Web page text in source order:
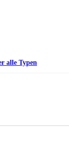
alle Typen